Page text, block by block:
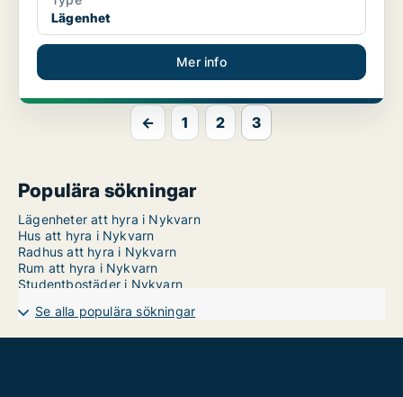
Lägenhet
Mer info
← 1 2 3
Populära sökningar
Lägenheter att hyra i Nykvarn
Hus att hyra i Nykvarn
Radhus att hyra i Nykvarn
Rum att hyra i Nykvarn
Studentbostäder i Nykvarn
Se alla populära sökningar